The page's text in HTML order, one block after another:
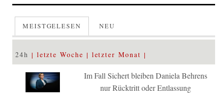
MEISTGELESEN NEU
24h letzte Woche letzter Monat
Im Fall Sichert bleiben Daniela Behrens
nur Rücktritt oder Entlassung